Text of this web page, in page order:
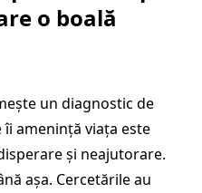
o boală
un diagnostic de
îi amenință viața este
și neajutorare.
așa. Cercetările au